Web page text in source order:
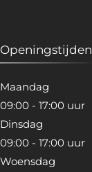
Openingstijden
Maandag
09:00 - 17:00 uur
Dinsdag
09:00 - 17:00 uur
Woensdag